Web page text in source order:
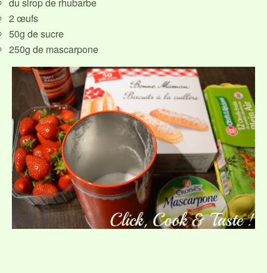
2 œufs
50g de sucre
250g de mascarpone